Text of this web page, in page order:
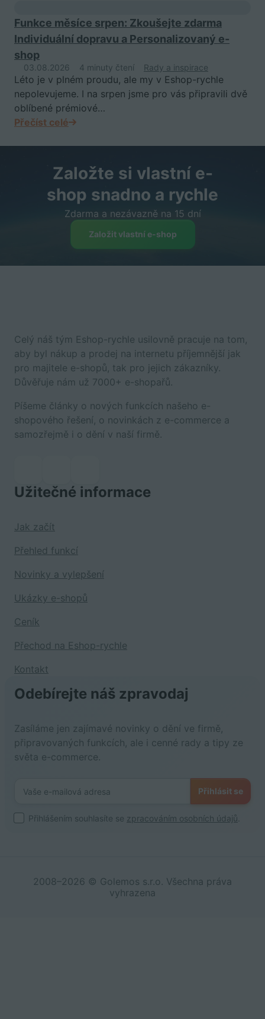
Funkce měsíce srpen: Zkoušejte zdarma
Individuální dopravu a Personalizovaný e-
shop
03.08.2026 4 minuty čtení Rady a inspirace
Léto je v plném proudu, ale my v Eshop-rychle
nepolevujeme. I na srpen jsme pro vás připravili dvě
oblíbené prémiové…
Přečíst celé
Založte si vlastní e-
shop snadno a rychle
Zdarma a nezávazně na 15 dní
Založit vlastní e-shop
Celý náš tým Eshop-rychle usilovně pracuje na tom,
aby byl nákup a prodej na internetu příjemnější jak
pro majitele e-shopů, tak pro jejich zákazníky.
Důvěřuje nám už 7000+ e-shopařů.
Píšeme články o nových funkcích našeho e-
shopového řešení, o novinkách z e-commerce a
samozřejmě i o dění v naší firmě.
Užitečné informace
Jak začít
Přehled funkcí
Novinky a vylepšení
Ukázky e-shopů
Ceník
Přechod na Eshop-rychle
Kontakt
Odebírejte náš zpravodaj
Zasíláme jen zajímavé novinky o dění ve firmě,
připravovaných funkcích, ale i cenné rady a tipy ze
světa e-commerce.
Přihlásit se
Přihlášením souhlasíte se zpracováním osobních údajů
2008–2026 © Golemos s.r.o. Všechna práva
vyhrazena